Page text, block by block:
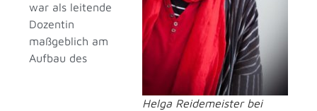
Helga Reidemeister bei
war als leitende
Dozentin
maßgeblich am
Aufbau des